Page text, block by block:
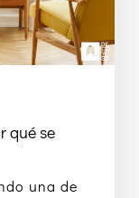
qué se
una de